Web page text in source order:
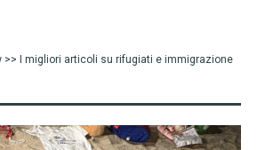
>> I migliori articoli su rifugiati e immigrazione